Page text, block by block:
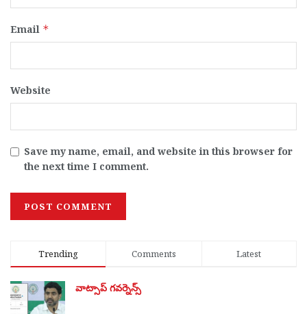
Email *
Website
Save my name, email, and website in this browser for
the next time I comment.
Trending Comments Latest
వాట్సాప్ గవర్నెన్స్